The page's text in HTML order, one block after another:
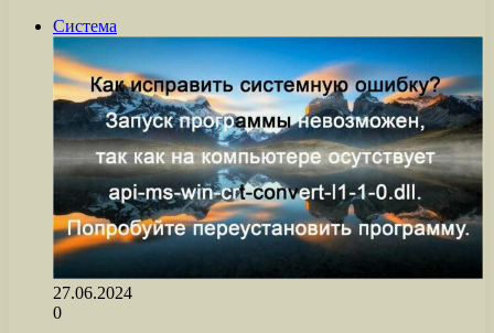
Система
27.06.2024
0